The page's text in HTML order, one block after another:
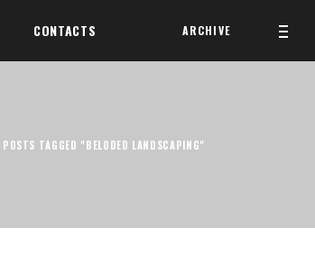
CONTACTS ARCHIVE
POSTS TAGGED "BELODED LANDSCAPING"